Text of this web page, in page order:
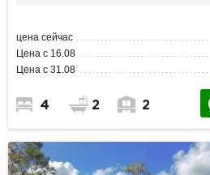
цена сейчас
Цена с 16.08
Цена с 31.08
4 2 2